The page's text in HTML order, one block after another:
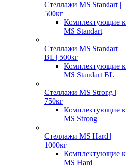
Стеллажи MS Standart |
500кг
Комплектующие к
MS Standart
Стеллажи MS Standart
BL | 500кг
Комплектующие к
MS Standart BL
Стеллажи MS Strong |
750кг
Комплектующие к
MS Strong
Стеллажи MS Hard |
1000кг
Комплектующие к
MS Hard